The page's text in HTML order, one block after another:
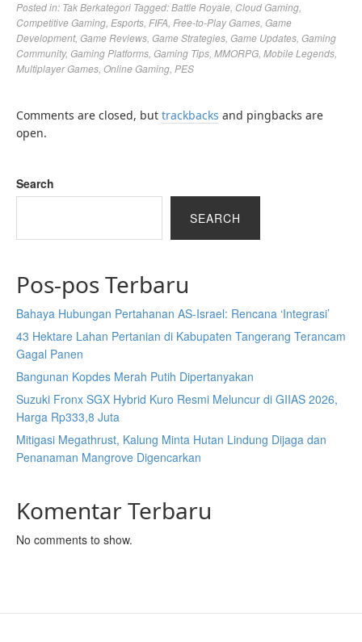
Posted in: Tak Berkategori Tagged:Battle Royale Cloud Gaming
Competitive Gaming Esports FIFA Free-to-Play Games Game
Development, Game Reviews Game Strategies Game Updates Gaming
Community, Gaming Platforms Gaming Tips MMORPG Mobile Legends
Multiplayer Games Online Gaming PES
Comments are closed, but trackbacks and pingbacks are
open.
Search
SEARCH
Pos-pos Terbaru
Bahaya Hubungan Pertahanan AS-Israel: Rencana ‘Integrasi’
43 Hektare Lahan Pertanian di Kabupaten Tangerang Terancam
Gagal Panen
Bangunan Kopdes Merah Putih Dipertanyakan
Suzuki Fronx SGX Hybrid Kuro Resmi Meluncur di GIIAS 2026,
Harga Rp333,8 Juta
Mitigasi Megathrust, Kalung Minta Hutan Lindung Dijaga dan
Penanaman Mangrove Digencarkan
Komentar Terbaru
No comments to show.